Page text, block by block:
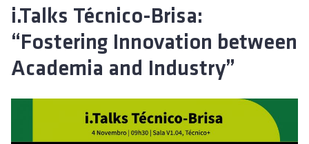
i.Talks Técnico-Brisa:
“Fostering Innovation between
Academia and Industry”